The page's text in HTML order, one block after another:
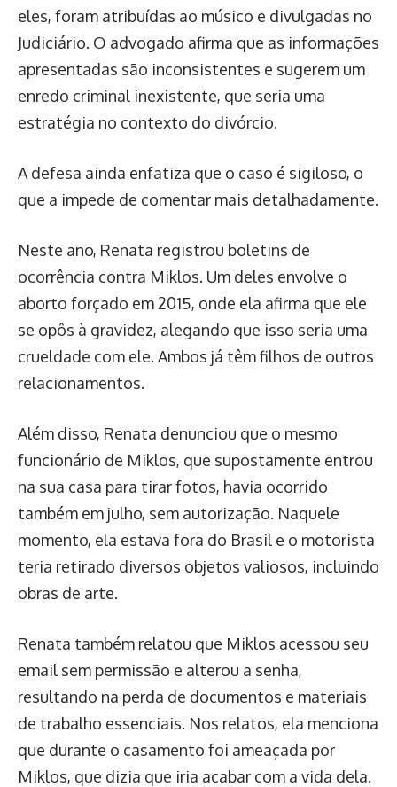
eles, foram atribuídas ao músico e divulgadas no
Judiciário. O advogado afirma que as informações
apresentadas são inconsistentes e sugerem um
enredo criminal inexistente, que seria uma
estratégia no contexto do divórcio.
A defesa ainda enfatiza que o caso é sigiloso, o
que a impede de comentar mais detalhadamente.
Neste ano, Renata registrou boletins de
ocorrência contra Miklos. Um deles envolve o
aborto forçado em 2015, onde ela afirma que ele
se opôs à gravidez, alegando que isso seria uma
crueldade com ele. Ambos já têm filhos de outros
relacionamentos.
Além disso, Renata denunciou que o mesmo
funcionário de Miklos, que supostamente entrou
na sua casa para tirar fotos, havia ocorrido
também em julho, sem autorização. Naquele
momento, ela estava fora do Brasil e o motorista
teria retirado diversos objetos valiosos, incluindo
obras de arte.
Renata também relatou que Miklos acessou seu
email sem permissão e alterou a senha,
resultando na perda de documentos e materiais
de trabalho essenciais. Nos relatos, ela menciona
que durante o casamento foi ameaçada por
Miklos, que dizia que iria acabar com a vida dela.